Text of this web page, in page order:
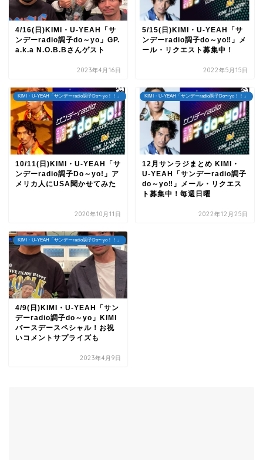
4/16(日)KIMI・U-YEAH「サ
ンデーradio調子do～yo」GP.
a.k.a N.O.B.Bさんゲスト
2023年4月16日
5/15(日)KIMI・U-YEAH「サ
ンデーradio調子do～yo‼」メ
ール・リクエスト募集中！
2022年5月15日
KIMI・U-YEAH「サンデーradio調子Do〜yo！！」
10/11(日)KIMI・U-YEAH「サ
ンデーradio調子Do～yo!」ア
メリカ人にUSA聞かせてみた
2020年10月11日
KIMI・U-YEAH「サンデーradio調子Do〜yo！！」
12月サンラジまとめ KIMI・
U-YEAH「サンデーradio調子
do～yo‼」メール・リクエス
ト募集中！毎週日曜
2022年12月25日
KIMI・U-YEAH「サンデーradio調子Do〜yo！！」
4/9(日)KIMI・U-YEAH「サン
デーradio調子do～yo」KIMI
バースデースペシャル！お祝
いコメントサプライズも
2023年4月9日